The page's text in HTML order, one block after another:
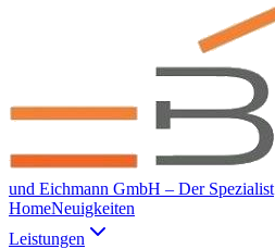
und Eichmann GmbH – Der Spezialist
HomeNeuigkeiten
Leistungen